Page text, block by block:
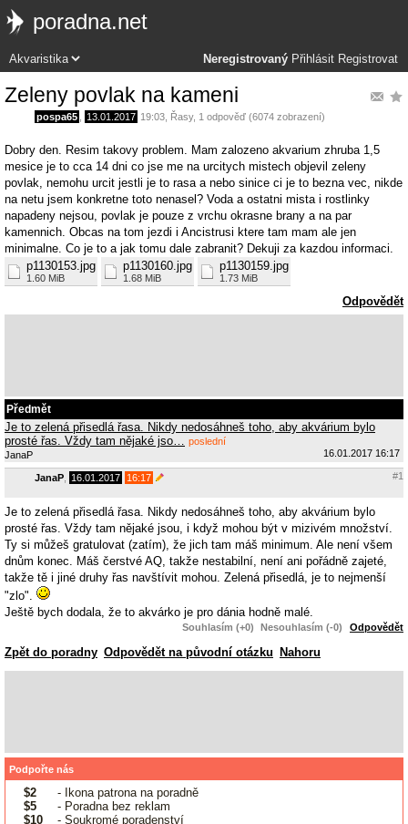
poradna.net
Neregistrovaný Přihlásit Registrovat
Zeleny povlak na kameni
pospa65 13.01.2017 19:03 Řasy, 1 odpověď (6074 zobrazení)
Dobry den. Resim takovy problem. Mam zalozeno akvarium zhruba 1,5
mesice je to cca 14 dni co jse me na urcitych mistech objevil zeleny
povlak, nemohu urcit jestli je to rasa a nebo sinice ci je to bezna vec, nikde
na netu jsem konkretne toto nenasel? Voda a ostatni mista i rostlinky
napadeny nejsou, povlak je pouze z vrchu okrasne brany a na par
kamennich. Obcas na tom jezdi i Ancistrusi ktere tam mam ale jen
minimalne. Co je to a jak tomu dale zabranit? Dekuji za kazdou informaci.
p1130153.jpg
1.60 MiB
p1130160.jpg
1.68 MiB
p1130159.jpg
1.73 MiB
Odpovědět
Předmět
Je to zelená přisedlá řasa. Nikdy nedosáhneš toho, aby akvárium bylo
prosté řas. Vždy tam nějaké jso…
poslední
JanaP
16.01.2017 16:17
JanaP 16.01.2017 16:17 #1
Je to zelená přisedlá řasa. Nikdy nedosáhneš toho, aby akvárium bylo
prosté řas. Vždy tam nějaké jsou, i když mohou být v mizivém množství.
Ty si můžeš gratulovat (zatím), že jich tam máš minimum. Ale není všem
dnům konec. Máš čerstvé AQ, takže nestabilní, není ani pořádně zajeté,
takže tě i jiné druhy řas navštívit mohou. Zelená přisedlá, je to nejmenší
"zlo".
Ještě bych dodala, že to akvárko je pro dánia hodně malé.
Souhlasím (+0) Nesouhlasím (-0) Odpovědět
Zpět do poradny Odpovědět na původní otázku Nahoru
Podpořte nás
$2
- Ikona patrona na poradně
$5
- Poradna bez reklam
$10
- Soukromé poradenství